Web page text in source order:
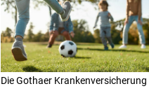
Die Gothaer